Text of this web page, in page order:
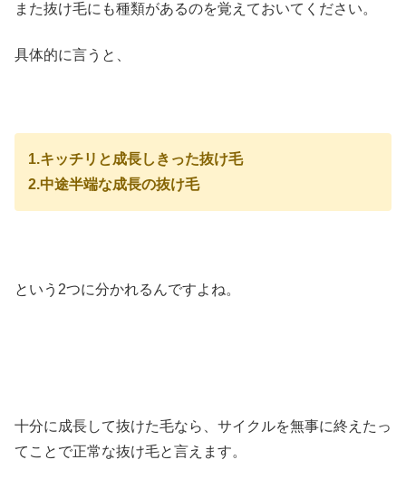
また抜け毛にも種類があるのを覚えておいてください。
具体的に言うと、
1.キッチリと成長しきった抜け毛
2.中途半端な成長の抜け毛
という2つに分かれるんですよね。
十分に成長して抜けた毛なら、サイクルを無事に終えたっ
てことで正常な抜け毛と言えます。